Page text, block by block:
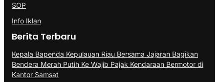
SOP
Info Iklan
Berita Terbaru
Kepala Bapenda Kepulauan Riau Bersama Jajaran Bagikan
Bendera Merah Putih Ke Wajib Pajak Kendaraan Bermotor di
Kantor Samsat